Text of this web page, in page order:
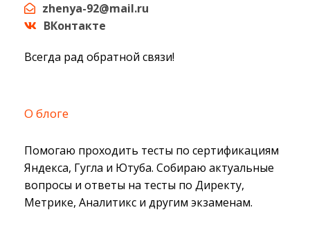
zhenya-92@mail.ru
ВКонтакте
Всегда рад обратной связи!
О блоге
Помогаю проходить тесты по сертификациям
Яндекса, Гугла и Ютуба. Собираю актуальные
вопросы и ответы на тесты по Директу,
Метрике, Аналитикс и другим экзаменам.